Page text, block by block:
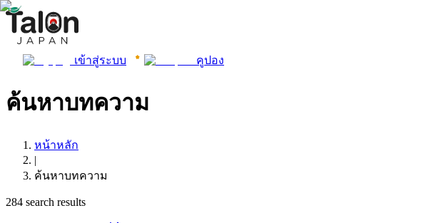
เข้าสู่ระบบ คูปอง
ค้นหาบทความ
หน้าหลัก
|
ค้นหาบทความ
284 search results